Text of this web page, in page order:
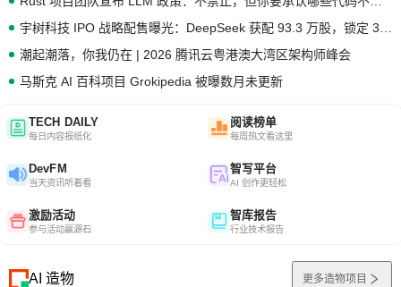
潮起潮落，你我仍在 | 2026 腾讯云粤港澳大湾区架构师峰会
马斯克 AI 百科项目 Grokipedia 被曝数月未更新
TECH DAILY
每日内容报纸化
阅读榜单
每周热文看这里
DevFM
当天资讯听着看
智写平台
AI 创作更轻松
激励活动
参与活动赢源石
智库报告
行业技术报告
AI 造物 更多造物项目